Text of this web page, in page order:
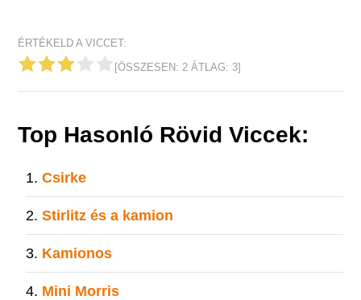
ÉRTÉKELD A VICCET:
[ÖSSZESEN:2 ÁTLAG: 3]
Top Hasonló Rövid Viccek:
Csirke
Stirlitz és a kamion
Kamionos
Mini Morris